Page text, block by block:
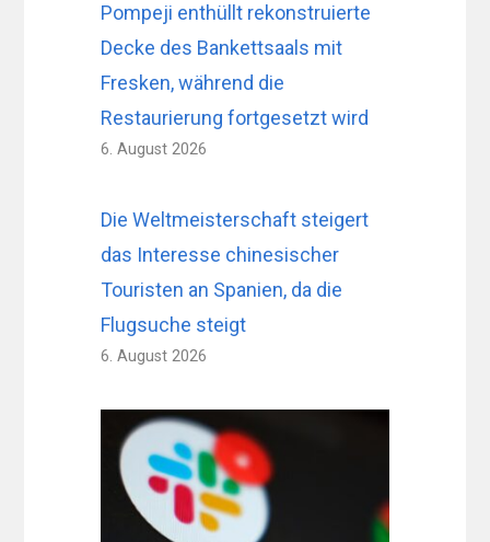
Pompeji enthüllt rekonstruierte
Decke des Bankettsaals mit
Fresken, während die
Restaurierung fortgesetzt wird
6. August 2026
Die Weltmeisterschaft steigert
das Interesse chinesischer
Touristen an Spanien, da die
Flugsuche steigt
6. August 2026